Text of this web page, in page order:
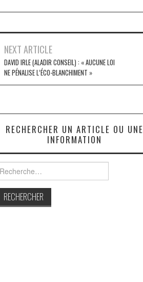
NEXT ARTICLE
DAVID IRLE (ALADIR CONSEIL) : « AUCUNE LOI
NE PÉNALISE L’ÉCO-BLANCHIMENT »
RECHERCHER UN ARTICLE OU UNE
INFORMATION